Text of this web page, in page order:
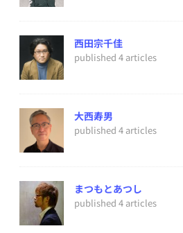
西田宗千佳
published 4 articles
大西寿男
published 4 articles
まつもとあつし
published 4 articles